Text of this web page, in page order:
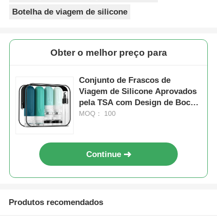
Botelha de viagem de silicone
Obter o melhor preço para
Conjunto de Frascos de
Viagem de Silicone Aprovados
pela TSA com Design de Boca
Larga para Fácil
MOQ： 100
Continue
Produtos recomendados